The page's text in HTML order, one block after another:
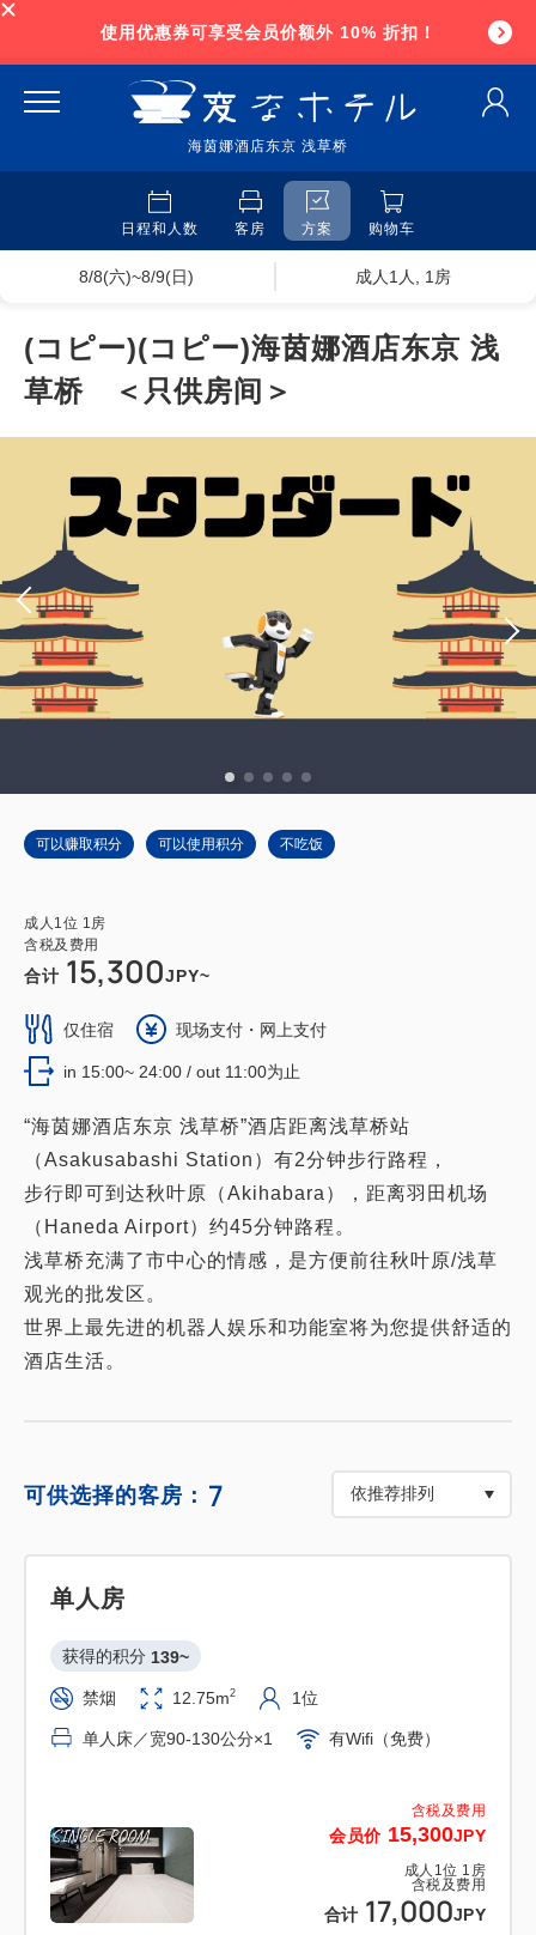
使用优惠券可享受会员价额外 10% 折扣！
海茵娜酒店东京 浅草桥
日程和人数 客房 方案 购物车
8/8(六)~8/9(日) 成人1人, 1房
(コピー)(コピー)海茵娜酒店东京 浅
草桥 ＜只供房间＞
可以赚取积分 可以使用积分 不吃饭
成人 1位 1房
含税及费用
合计 15,300JPY~
仅住宿 现场支付・网上支付
in 15:00~ 24:00 / out 11:00为止
“海茵娜酒店东京 浅草桥”酒店距离浅草桥站
（Asakusabashi Station）有2分钟步行路程，
步行即可到达秋叶原（Akihabara），距离羽田机场
（Haneda Airport）约45分钟路程。
浅草桥充满了市中心的情感，是方便前往秋叶原/浅草
观光的批发区。
世界上最先进的机器人娱乐和功能室将为您提供舒适的
酒店生活。
可供选择的客房： 7
含税及费用
会员价 15,300JPY
成人 1位 1 房
含税及费用
合计 17,000JPY
单人房
获得的积分 139~
禁烟 12.75m2 1位
单人床／宽90-130公分×1 有Wifi（免费）